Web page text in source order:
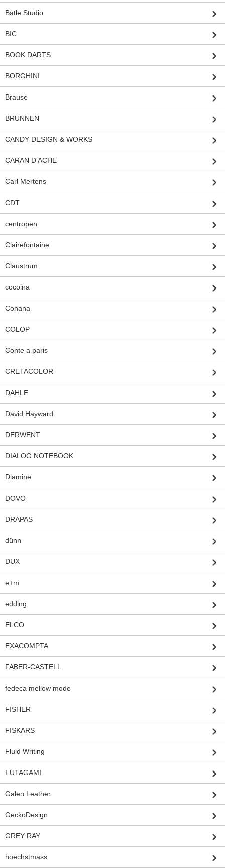
Batle Studio
BIC
BOOK DARTS
BORGHINI
Brause
BRUNNEN
CANDY DESIGN & WORKS
CARAN D'ACHE
Carl Mertens
CDT
centropen
Clairefontaine
Claustrum
cocoina
Cohana
COLOP
Conte a paris
CRETACOLOR
DAHLE
David Hayward
DERWENT
DIALOG NOTEBOOK
Diamine
DOVO
DRAPAS
dünn
DUX
e+m
edding
ELCO
EXACOMPTA
FABER-CASTELL
fedeca mellow mode
FISHER
FISKARS
Fluid Writing
FUTAGAMI
Galen Leather
GeckoDesign
GREY RAY
hoechstmass